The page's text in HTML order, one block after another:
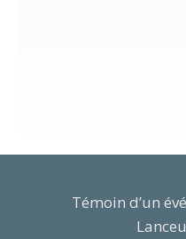
Témoin d’un